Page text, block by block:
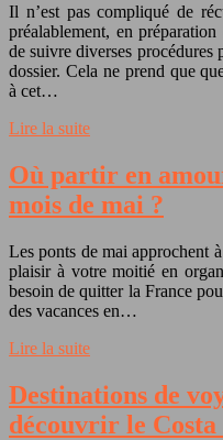
Il n’est pas compliqué de
préalablement, en
de suivre diverses procédures
dossier. Cela ne prend que
à cet…
Lire la suite
Où partir en
mois de mai ?
Les ponts de mai approchent
plaisir à votre moitié en
besoin de quitter la France
des vacances en…
Lire la suite
Destinations de
découvrir le Costa